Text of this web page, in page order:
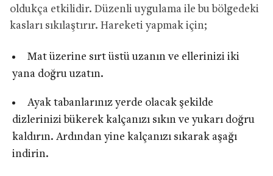
oldukça etkilidir. Düzenli uygulama ile bu bölgedeki
kasları sıkılaştırır. Hareketi yapmak için;
Mat üzerine sırt üstü uzanın ve ellerinizi iki
yana doğru uzatın.
Ayak tabanlarınız yerde olacak şekilde
dizlerinizi bükerek kalçanızı sıkın ve yukarı doğru
kaldırın. Ardından yine kalçanızı sıkarak aşağı
indirin.